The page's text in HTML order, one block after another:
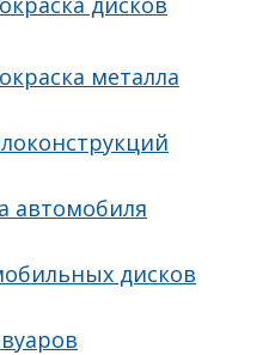
металла
автомобиля
дисков